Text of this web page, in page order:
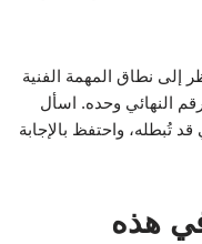
إلى نطاق المهمة الفنية
النهائي وحده. اسأل
تُبطله، واحتفظ بالإجابة
في هذه